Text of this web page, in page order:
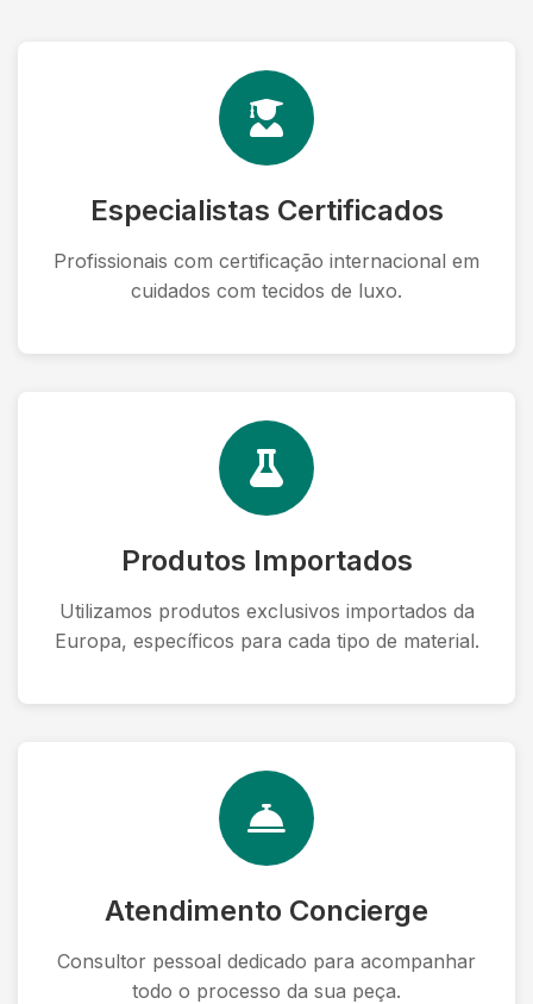
Especialistas Certificados
Profissionais com certificação internacional em
cuidados com tecidos de luxo.
Produtos Importados
Utilizamos produtos exclusivos importados da
Europa, específicos para cada tipo de material.
Atendimento Concierge
Consultor pessoal dedicado para acompanhar
todo o processo da sua peça.